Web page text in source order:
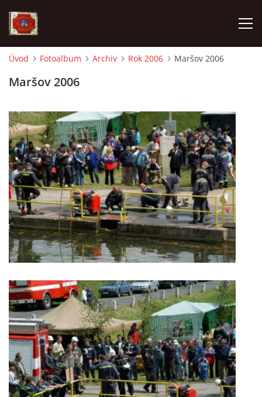
VÝJEZDOVÁ JEDNOTKA
KROUŽEK MLADÝCH HASIČŮ
OHLÁŠENÍ PÁLENÍ
KONTAKT
PROJEKT DOPRAVNÍ AUTOMOBIL
SH ČMS - Sbor dobrovolných hasičů Havlovice
Havlovice 377
542 32 Úpice
Úvod Fotoalbum Archiv Rok 2006 Maršov 2006
Maršov 2006